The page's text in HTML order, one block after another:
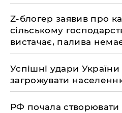
Z-блогер заявив про
сільському
вистачає, палива
Успішні удари
загрожувати
РФ почала створювати